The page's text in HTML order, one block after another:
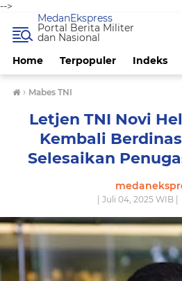
-->
Home Terpopuler Indeks
MedanEkspress
Portal Berita Militer
dan Nasional
› Mabes TNI
Letjen TNI Novi
Kembali
Selesaikan
| Juli 04, 2025 WIB |